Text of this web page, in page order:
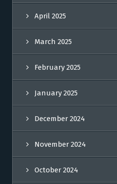
April 2025
March 2025
February 2025
January 2025
December 2024
November 2024
October 2024